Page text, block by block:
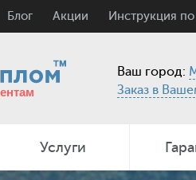
Блог Акции Инструкция
Ваш город:
Заказ в
Услуги